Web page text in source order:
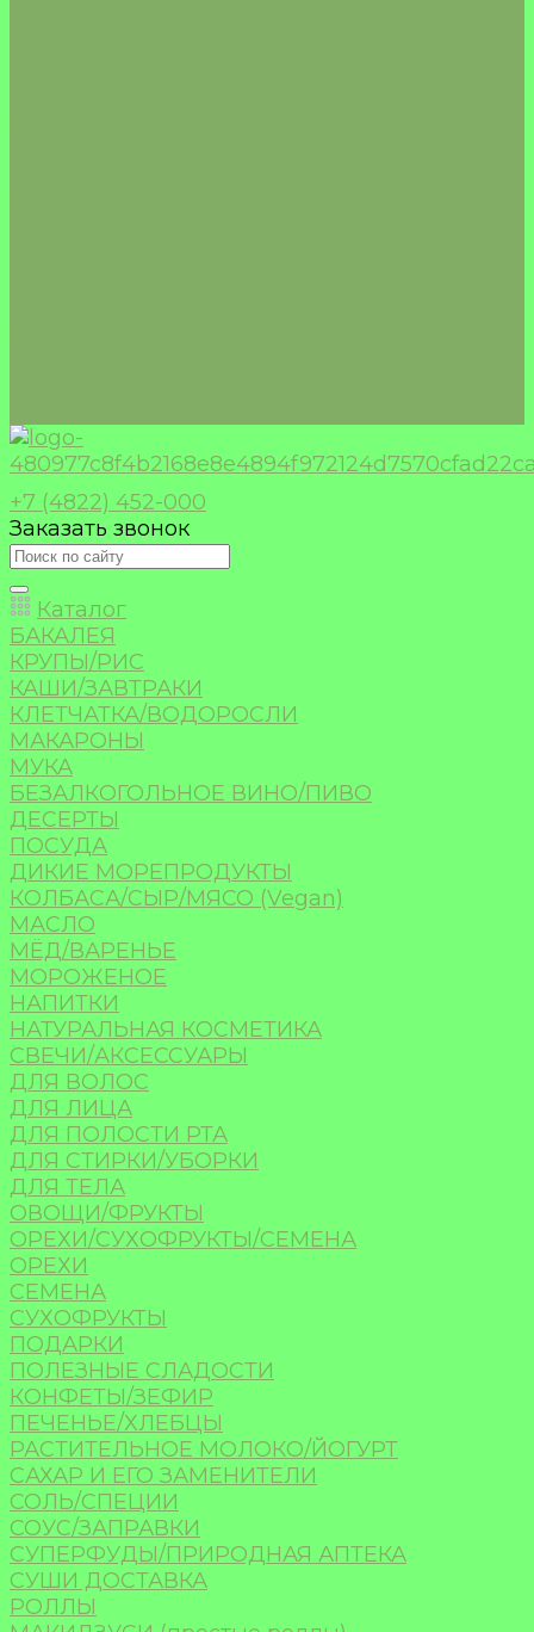
+7 (4822) 452-000
Заказать звонок
Каталог
БАКАЛЕЯ
КРУПЫ/РИС
КАШИ/ЗАВТРАКИ
КЛЕТЧАТКА/ВОДОРОСЛИ
МАКАРОНЫ
МУКА
БЕЗАЛКОГОЛЬНОЕ ВИНО/ПИВО
ДЕСЕРТЫ
ПОСУДА
ДИКИЕ МОРЕПРОДУКТЫ
КОЛБАСА/СЫР/МЯСО (Vegan)
МАСЛО
МЁД/ВАРЕНЬЕ
МОРОЖЕНОЕ
НАПИТКИ
НАТУРАЛЬНАЯ КОСМЕТИКА
СВЕЧИ/АКСЕССУАРЫ
ДЛЯ ВОЛОС
ДЛЯ ЛИЦА
ДЛЯ ПОЛОСТИ РТА
ДЛЯ СТИРКИ/УБОРКИ
ДЛЯ ТЕЛА
ОВОЩИ/ФРУКТЫ
ОРЕХИ/СУХОФРУКТЫ/СЕМЕНА
ОРЕХИ
СЕМЕНА
СУХОФРУКТЫ
ПОДАРКИ
ПОЛЕЗНЫЕ СЛАДОСТИ
КОНФЕТЫ/ЗЕФИР
ПЕЧЕНЬЕ/ХЛЕБЦЫ
РАСТИТЕЛЬНОЕ МОЛОКО/ЙОГУРТ
САХАР И ЕГО ЗАМЕНИТЕЛИ
СОЛЬ/СПЕЦИИ
СОУС/ЗАПРАВКИ
СУПЕРФУДЫ/ПРИРОДНАЯ АПТЕКА
СУШИ ДОСТАВКА
РОЛЛЫ